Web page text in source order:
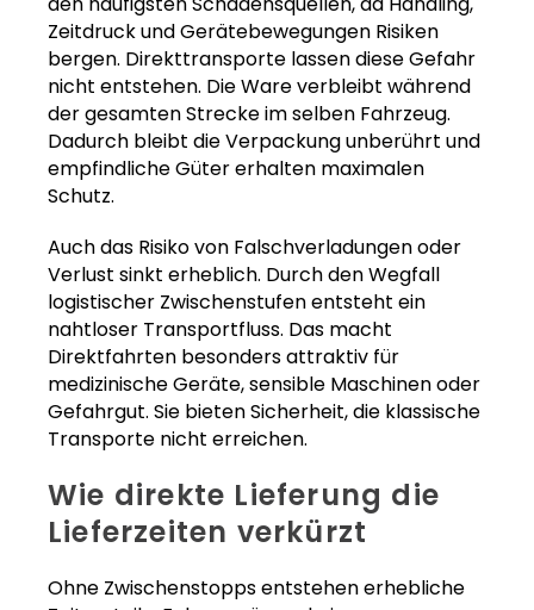
Zeitdruck und Gerätebewegungen Risiken
bergen. Direkttransporte lassen diese Gefahr
nicht entstehen. Die Ware verbleibt während
der gesamten Strecke im selben Fahrzeug.
Dadurch bleibt die Verpackung unberührt und
empfindliche Güter erhalten maximalen
Schutz.
Auch das Risiko von Falschverladungen oder
Verlust sinkt erheblich. Durch den Wegfall
logistischer Zwischenstufen entsteht ein
nahtloser Transportfluss. Das macht
Direktfahrten besonders attraktiv für
medizinische Geräte, sensible Maschinen oder
Gefahrgut. Sie bieten Sicherheit, die klassische
Transporte nicht erreichen.
Wie direkte Lieferung die
Lieferzeiten verkürzt
Ohne Zwischenstopps entstehen erhebliche